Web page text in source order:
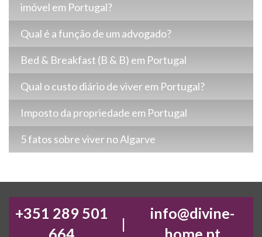
imóvel em Portugal?
Qual é a função de um advogado?
Bed & Breakfast (B & B) em Portugal
Qual o custo diário de viver em Portugal?
Imposto da propriedade em Portugal
5 fatos sobre viver no Algarve
+351 289 501
|
info@divine-